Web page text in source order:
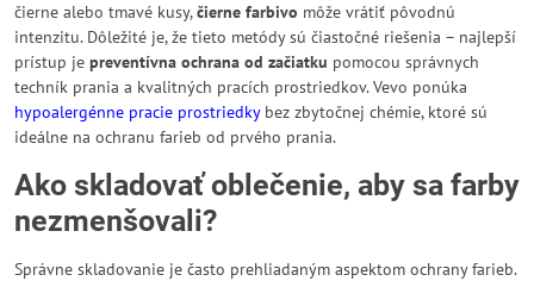
čierne alebo tmavé kusy,čierne farbivo môže vrátiť pôvodnú
intenzitu. Dôležité je, že tieto metódy sú čiastočné riešenia – najlepší
prístup je preventívna ochrana od začiatku pomocou správnych
techník prania a kvalitných pracích prostriedkov. Vevo ponúka
hypoalergénne pracie prostriedkybez zbytočnej chémie, ktoré sú
ideálne na ochranu farieb od prvého prania.
Ako skladovať oblečenie, aby sa farby
nezmenšovali?
Správne skladovanie je často prehliadaným aspektom ochrany farieb.